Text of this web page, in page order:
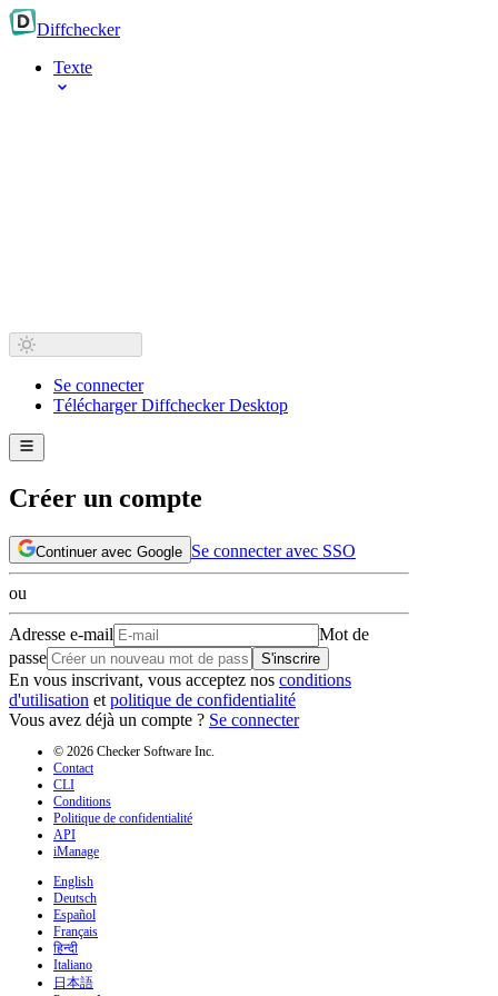
Diffchecker
Texte
Se connecter
Télécharger Diffchecker Desktop
Créer un compte
Continuer avec Google Se connecter avec SSO
ou
Adresse e-mail
Mot de
passe
S'inscrire
En vous inscrivant, vous acceptez nos conditions
d'utilisation et politique de confidentialité
Vous avez déjà un compte ? Se connecter
© 2026 Checker Software Inc.
Contact
CLI
Conditions
Politique de confidentialité
API
iManage
English
Deutsch
Español
Français
हिन्दी
Italiano
日本語